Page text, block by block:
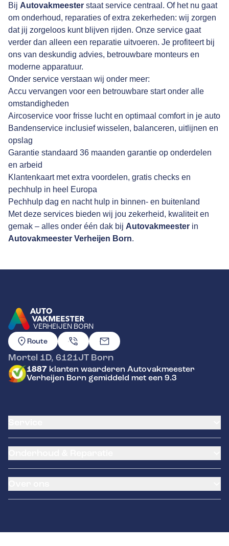
Bij Autovakmeester staat service centraal. Of het nu gaat
om onderhoud, reparaties of extra zekerheden: wij zorgen
dat jij zorgeloos kunt blijven rijden. Onze service gaat
verder dan alleen een reparatie uitvoeren. Je profiteert bij
ons van deskundig advies, betrouwbare monteurs en
moderne apparatuur.
Onder service verstaan wij onder meer:
Accu vervangen voor een betrouwbare start onder alle
omstandigheden
Aircoservice voor frisse lucht en optimaal comfort in je auto
Bandenservice inclusief wisselen, balanceren, uitlijnen en
opslag
Garantie standaard 36 maanden garantie op onderdelen
en arbeid
Klantenkaart met extra voordelen, gratis checks en
pechhulp in heel Europa
Pechhulp dag en nacht hulp in binnen- en buitenland
Met deze services bieden wij jou zekerheid, kwaliteit en
gemak – alles onder één dak bij Autovakmeester in
Autovakmeester Verheijen Born.
VERHEIJEN BORN
GA NAAR DE HOMEPAGINA
Route
Mortel 1D, 6121JT Born
1887 klanten waarderen Autovakmeester
Verheijen Born gemiddeld met een 9.3
Banden service
Pechhulp
Schade en reparatie